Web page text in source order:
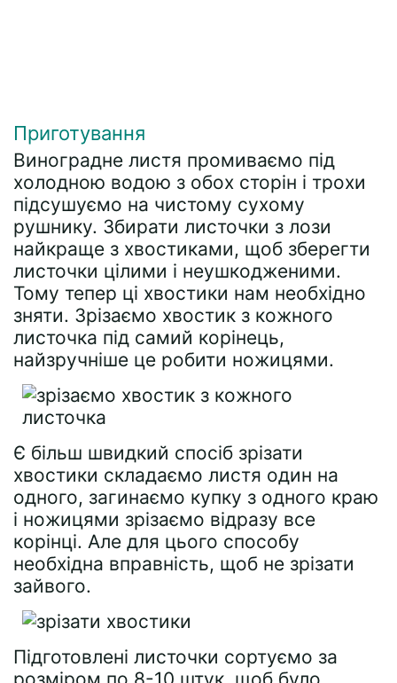
Приготування
Виноградне листя промиваємо під
холодною водою з обох сторін і трохи
підсушуємо на чистому сухому
рушнику. Збирати листочки з лози
найкраще з хвостиками, щоб зберегти
листочки цілими і неушкодженими.
Тому тепер ці хвостики нам необхідно
зняти. Зрізаємо хвостик з кожного
листочка під самий корінець,
найзручніше це робити ножицями.
Є більш швидкий спосіб зрізати
хвостики складаємо листя один на
одного, загинаємо купку з одного краю
і ножицями зрізаємо відразу все
корінці. Але для цього способу
необхідна вправність, щоб не зрізати
зайвого.
Підготовлені листочки сортуємо за